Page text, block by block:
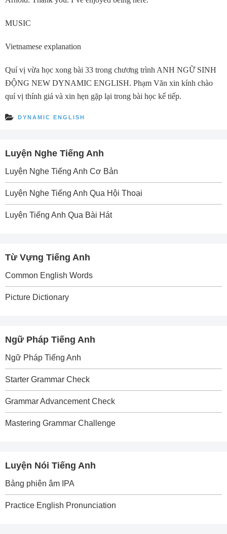
MUSIC
Vietnamese explanation
Quí vị vừa học xong bài 33 trong chương trình ANH NGỮ SINH
ĐỘNG NEW DYNAMIC ENGLISH. Phạm Văn xin kính chào
quí vị thính giả và xin hẹn gặp lại trong bài học kế tiếp.
DYNAMIC ENGLISH
Luyện Nghe Tiếng Anh
Luyện Nghe Tiếng Anh Cơ Bản
Luyện Nghe Tiếng Anh Qua Hội Thoại
Luyện Tiếng Anh Qua Bài Hát
Từ Vựng Tiếng Anh
Common English Words
Picture Dictionary
Ngữ Pháp Tiếng Anh
Ngữ Pháp Tiếng Anh
Starter Grammar Check
Grammar Advancement Check
Mastering Grammar Challenge
Luyện Nói Tiếng Anh
Bảng phiên âm IPA
Practice English Pronunciation